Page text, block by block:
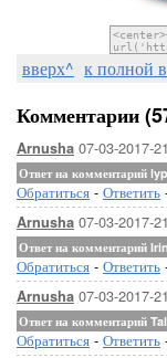
вверх^ к полной
Комментарии
Arnusha 07-03-2017-
Ответ на комментарий
Обратиться - Ответить
Arnusha 07-03-2017-
Ответ на комментарий
Обратиться - Ответить
Arnusha 07-03-2017-
Ответ на комментарий
Обратиться - Ответить